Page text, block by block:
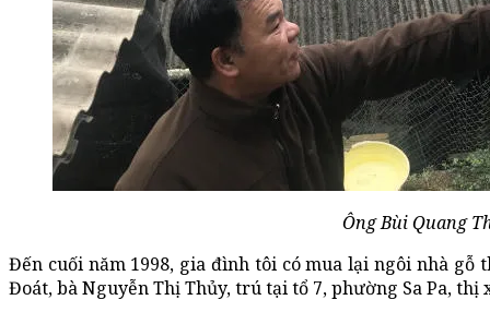
Ông Bùi Quang
Đến cuối năm 1998, gia đình tôi có mua lại ngôi nhà gỗ
Đoát, bà Nguyễn Thị Thủy, trú tại tổ 7, phường Sa Pa, thị